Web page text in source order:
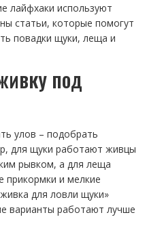
лайфхаки используют
статьи, которые помогут
повадки щуки, леща и
под
улов – подобрать
для щуки работают живцы
рывком, а для леща
прикормки и мелкие
для ловли щуки»
варианты работают лучше